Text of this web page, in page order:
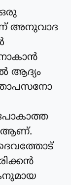
അനുവാദ
ആദ്യം
താപസനോ
പോകാത്ത
ആണ്.